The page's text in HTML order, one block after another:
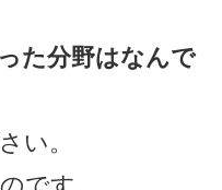
た分野はなんで
い。